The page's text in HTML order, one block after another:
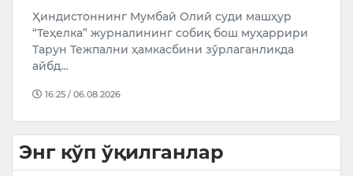
Ҳиндистоннинг Мумбай Олий суди машҳур
“Теҳелка” журналининг собиқ бош муҳаррири
Тарун Тежпални ҳамкасбини зўрлаганликда
айбд…
16:25 / 06.08.2026
Энг кўп ўқилганлар